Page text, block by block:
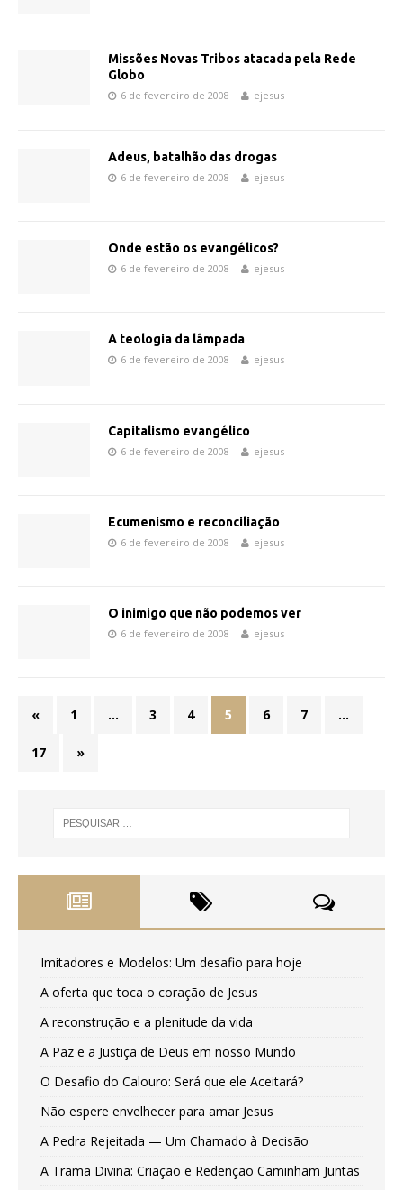
Missões Novas Tribos atacada pela Rede
Globo
6 de fevereiro de 2008 ejesus
Adeus, batalhão das drogas
6 de fevereiro de 2008 ejesus
Onde estão os evangélicos?
6 de fevereiro de 2008 ejesus
A teologia da lâmpada
6 de fevereiro de 2008 ejesus
Capitalismo evangélico
6 de fevereiro de 2008 ejesus
Ecumenismo e reconciliação
6 de fevereiro de 2008 ejesus
O inimigo que não podemos ver
6 de fevereiro de 2008 ejesus
« 1 … 3 4 5 6 7 …
17 »
Imitadores e Modelos: Um desafio para hoje
A oferta que toca o coração de Jesus
A reconstrução e a plenitude da vida
A Paz e a Justiça de Deus em nosso Mundo
O Desafio do Calouro: Será que ele Aceitará?
Não espere envelhecer para amar Jesus
A Pedra Rejeitada — Um Chamado à Decisão
A Trama Divina: Criação e Redenção Caminham Juntas